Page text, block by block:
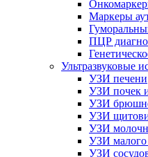
Маркеры
ПЦР
Ультразвуковые
УЗИ печени
УЗИ почек
УЗИ
УЗИ
УЗИ
УЗИ малого
УЗИ